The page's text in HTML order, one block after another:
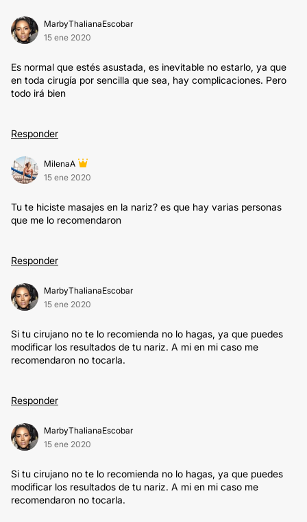
MarbyThalianaEscobar
15 ene 2020
Es normal que estés asustada, es inevitable no estarlo, ya que
en toda cirugía por sencilla que sea, hay complicaciones. Pero
todo irá bien
Responder
MilenaA
15 ene 2020
Tu te hiciste masajes en la nariz? es que hay varias personas
que me lo recomendaron
Responder
MarbyThalianaEscobar
15 ene 2020
Si tu cirujano no te lo recomienda no lo hagas, ya que puedes
modificar los resultados de tu nariz. A mi en mi caso me
recomendaron no tocarla.
Responder
MarbyThalianaEscobar
15 ene 2020
Si tu cirujano no te lo recomienda no lo hagas, ya que puedes
modificar los resultados de tu nariz. A mi en mi caso me
recomendaron no tocarla.